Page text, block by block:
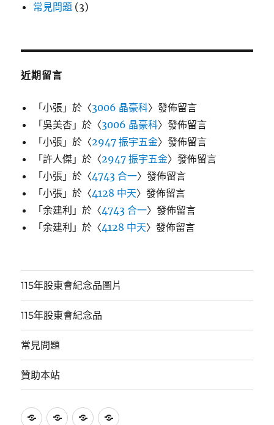
常見問題 (3)
近期留言
「小張 」於〈3006 晶豪科〉發佈留言
「吳美杏 」於〈3006 晶豪科〉發佈留言
「小張 」於〈2947 振宇五金〉發佈留言
「許人傑 」於〈2947 振宇五金〉發佈留言
「小張 」於〈4743 合一〉發佈留言
「小張 」於〈4128 中天〉發佈留言
「余建利 」於〈4743 合一〉發佈留言
「余建利 」於〈4128 中天〉發佈留言
115年股東會紀念品圖片
115年股東會紀念品
常見問題
贊助本站
115 115 常 贊